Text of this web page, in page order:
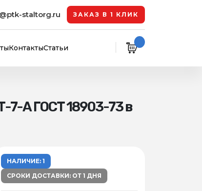
staltorg.ru ЗАКАЗ В 1 КЛИК
КонтактыСтатьи
7-А ГОСТ 18903-73 в
НАЛИЧИЕ: 1
СРОКИ ДОСТАВКИ: ОТ 1 ДНЯ